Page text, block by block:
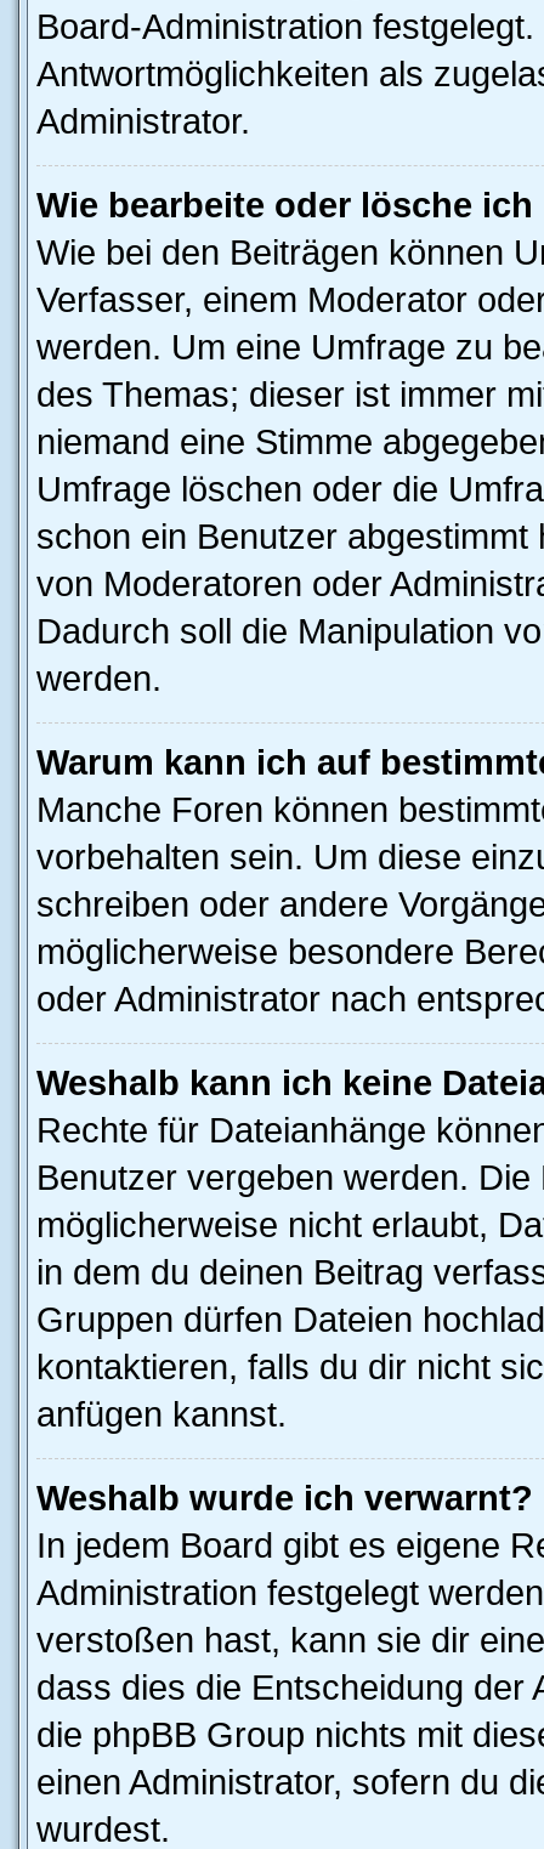
Board-Administration
Antwortmöglichkeiten als
Administrator.
Wie bearbeite oder lösche
Wie bei den Beiträgen können
Verfasser, einem Moderator
werden. Um eine Umfrage zu
des Themas; dieser ist immer
niemand eine Stimme
Umfrage löschen oder die
schon ein Benutzer
von Moderatoren oder
Dadurch soll die Manipulation
werden.
Warum kann ich auf
Manche Foren können
vorbehalten sein. Um diese
schreiben oder andere
möglicherweise besondere
oder Administrator nach
Weshalb kann ich keine
Rechte für Dateianhänge
Benutzer vergeben werden.
möglicherweise nicht erlaubt,
in dem du deinen Beitrag
Gruppen dürfen Dateien
kontaktieren, falls du dir nicht
anfügen kannst.
Weshalb wurde ich verwarnt?
In jedem Board gibt es eigene
Administration festgelegt
verstoßen hast, kann sie dir
dass dies die Entscheidung der
die phpBB Group nichts mit
einen Administrator, sofern du
wurdest.